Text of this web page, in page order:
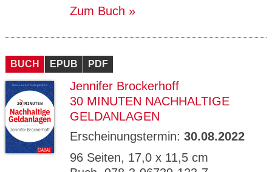
Zum Buch
BUCH EPUB PDF
Jennifer Brockerhoff
30 MINUTEN NACHHALTIGE
GELDANLAGEN
Erscheinungstermin: 30.08.2022
96 Seiten, 17,0 x 11,5 cm